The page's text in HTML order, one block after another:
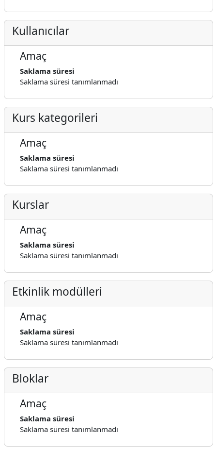
Kullanıcılar
Amaç
Saklama süresi
Saklama süresi tanımlanmadı
Kurs kategorileri
Amaç
Saklama süresi
Saklama süresi tanımlanmadı
Kurslar
Amaç
Saklama süresi
Saklama süresi tanımlanmadı
Etkinlik modülleri
Amaç
Saklama süresi
Saklama süresi tanımlanmadı
Bloklar
Amaç
Saklama süresi
Saklama süresi tanımlanmadı